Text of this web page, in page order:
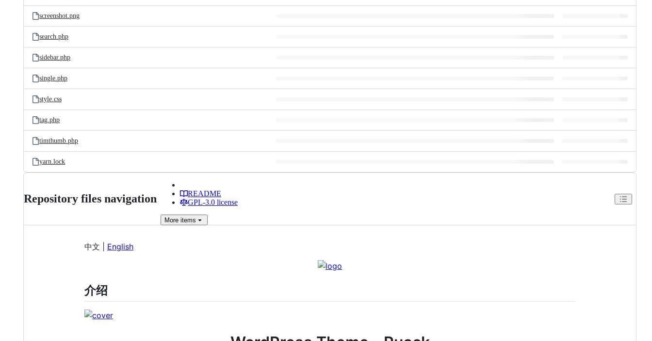
screenshot.png
search.php
sidebar.php
single.php
style.css
tag.php
timthumb.php
yarn.lock
Repository files navigation
README
GPL-3.0 license
More items
中文 | English
介绍